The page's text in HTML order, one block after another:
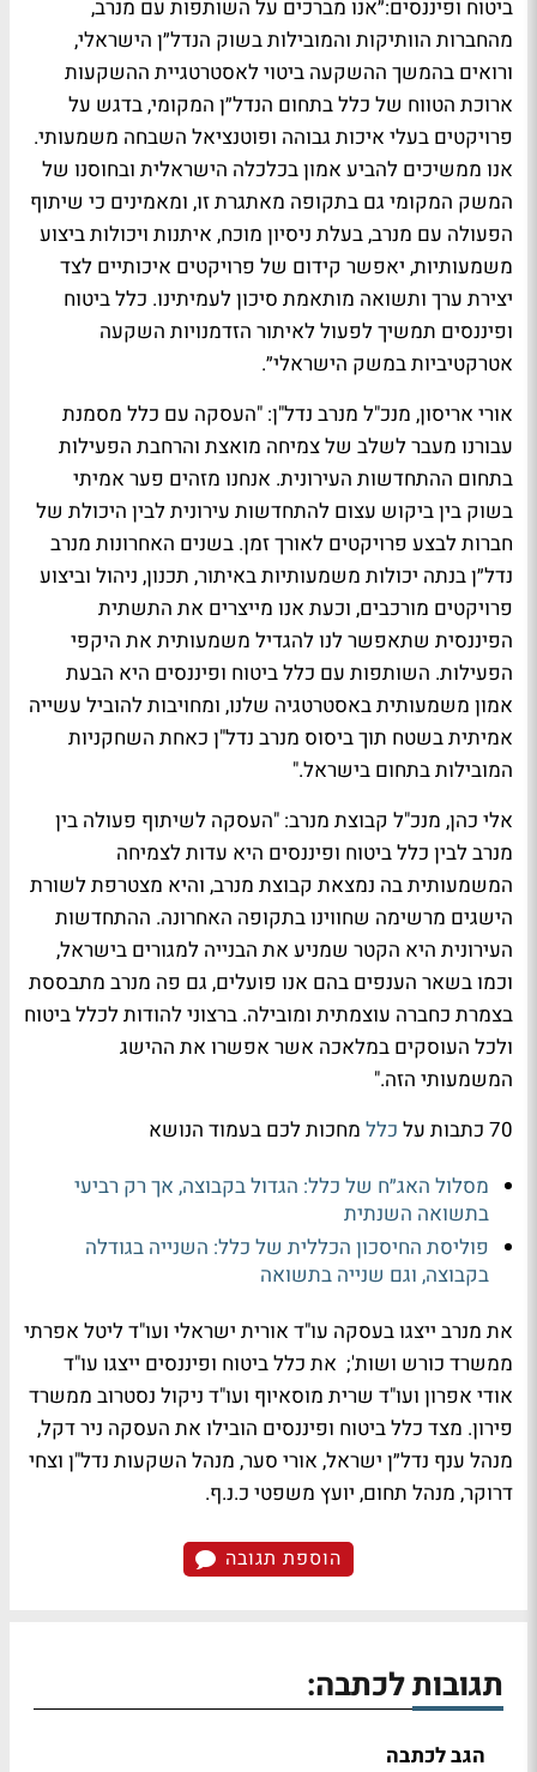
ביטוח ופיננסים:״אנו מברכים על השותפות עם מנרב,
מהחברות הוותיקות והמובילות בשוק הנדל״ן הישראלי,
ורואים בהמשך ההשקעה ביטוי לאסטרטגיית ההשקעות
ארוכת הטווח של כלל בתחום הנדל״ן המקומי, בדגש על
פרויקטים בעלי איכות גבוהה ופוטנציאל השבחה משמעותי.
אנו ממשיכים להביע אמון בכלכלה הישראלית ובחוסנו של
המשק המקומי גם בתקופה מאתגרת זו, ומאמינים כי שיתוף
הפעולה עם מנרב, בעלת ניסיון מוכח, איתנות ויכולות ביצוע
משמעותיות, יאפשר קידום של פרויקטים איכותיים לצד
יצירת ערך ותשואה מותאמת סיכון לעמיתינו. כלל ביטוח
ופיננסים תמשיך לפעול לאיתור הזדמנויות השקעה
אטרקטיביות במשק הישראלי״.
אורי אריסון, מנכ"ל מנרב נדל"ן: "העסקה עם כלל מסמנת
עבורנו מעבר לשלב של צמיחה מואצת והרחבת הפעילות
בתחום ההתחדשות העירונית. אנחנו מזהים פער אמיתי
בשוק בין ביקוש עצום להתחדשות עירונית לבין היכולת של
חברות לבצע פרויקטים לאורך זמן. בשנים האחרונות מנרב
נדל״ן בנתה יכולות משמעותיות באיתור, תכנון, ניהול וביצוע
פרויקטים מורכבים, וכעת אנו מייצרים את התשתית
הפיננסית שתאפשר לנו להגדיל משמעותית את היקפי
הפעילות. השותפות עם כלל ביטוח ופיננסים היא הבעת
אמון משמעותית באסטרטגיה שלנו, ומחויבות להוביל עשייה
אמיתית בשטח תוך ביסוס מנרב נדל"ן כאחת השחקניות
המובילות בתחום בישראל.
"
אלי כהן, מנכ"ל קבוצת מנרב: "העסקה לשיתוף פעולה בין
מנרב לבין כלל ביטוח ופיננסים היא עדות לצמיחה
המשמעותית בה נמצאת קבוצת מנרב, והיא מצטרפת לשורת
הישגים מרשימה שחווינו בתקופה האחרונה. ההתחדשות
העירונית היא הקטר שמניע את הבנייה למגורים בישראל,
וכמו בשאר הענפים בהם אנו פועלים, גם פה מנרב מתבססת
בצמרת כחברה עוצמתית ומובילה. ברצוני להודות לכלל ביטוח
ולכל העוסקים במלאכה אשר אפשרו את ההישג
המשמעותי הזה."
70 כתבות על
כלל מחכות לכם בעמוד הנושא
מסלול האג״ח של כלל: הגדול בקבוצה, אך רק רביעי
בתשואה השנתית
פוליסת החיסכון הכללית של כלל: השנייה בגודלה
בקבוצה, וגם שנייה בתשואה
את מנרב ייצגו בעסקה עו"ד אורית ישראלי ועו"ד ליטל אפרתי
ממשרד כורש ושות'; את כלל ביטוח ופיננסים ייצגו עו"ד
אודי אפרון ועו"ד שרית מוסאיוף ועו"ד ניקול נסטרוב ממשרד
פירון. מצד כלל ביטוח ופיננסים הובילו את העסקה ניר דקל,
מנהל ענף נדל״ן ישראל, אורי סער, מנהל השקעות נדל"ן וצחי
דרוקר, מנהל תחום, יועץ משפטי כ.נ.ף.
הוספת תגובה
תגובות לכתבה:
הגב לכתבה